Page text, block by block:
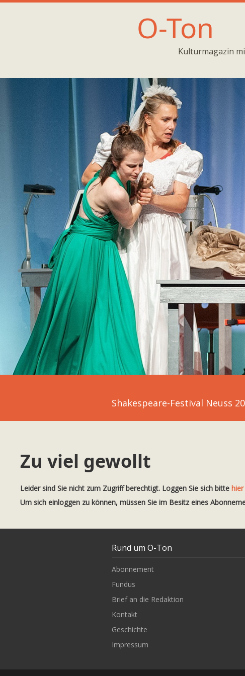
O-Ton
Kulturmagazin
Shakespeare-Festival Neuss
Zu viel gewollt
Leider sind Sie nicht zum Zugriff berechtigt. Loggen Sie sich bitte hier
Um sich einloggen zu können, müssen Sie im Besitz eines
Rund um O-Ton
Abonnement
Fundus
Brief an die Redaktion
Kontakt
Geschichte
Impressum